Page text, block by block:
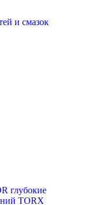
и смазок
глубокие
TORX